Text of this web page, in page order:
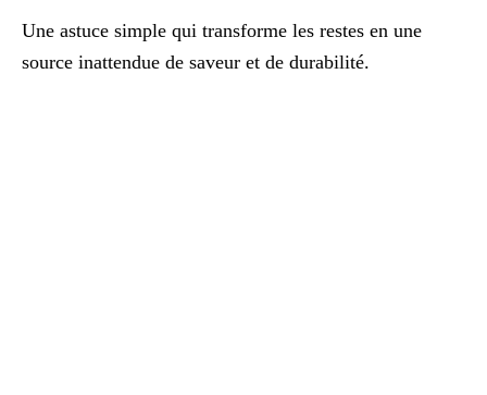
Une astuce simple qui transforme les restes en une
source inattendue de saveur et de durabilité.